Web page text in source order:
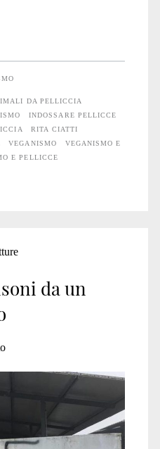
DA PELLICCIA
INDOSSARE PELLICCE
RITA CIATTI
VEGANISMO
VEGANISMO E
E PELLICCE
da un